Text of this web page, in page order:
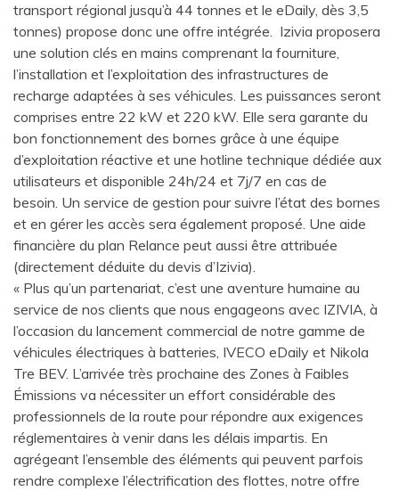
transport régional jusqu’à 44 tonnes et le eDaily, dès 3,5
tonnes) propose donc une offre intégrée. Izivia proposera
une solution clés en mains comprenant la fourniture,
l’installation et l’exploitation des infrastructures de
recharge adaptées à ses véhicules. Les puissances seront
comprises entre 22 kW et 220 kW. Elle sera garante du
bon fonctionnement des bornes grâce à une équipe
d’exploitation réactive et une hotline technique dédiée aux
utilisateurs et disponible 24h/24 et 7j/7 en cas de
besoin. Un service de gestion pour suivre l’état des bornes
et en gérer les accès sera également proposé. Une aide
financière du plan Relance peut aussi être attribuée
(directement déduite du devis d’Izivia).
« Plus qu’un partenariat, c’est une aventure humaine au
service de nos clients que nous engageons avec IZIVIA, à
l’occasion du lancement commercial de notre gamme de
véhicules électriques à batteries, IVECO eDaily et Nikola
Tre BEV. L’arrivée très prochaine des Zones à Faibles
Émissions va nécessiter un effort considérable des
professionnels de la route pour répondre aux exigences
réglementaires à venir dans les délais impartis. En
agrégeant l’ensemble des éléments qui peuvent parfois
rendre complexe l’électrification des flottes, notre offre